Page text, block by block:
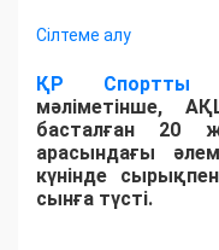
Сілтеме алу
ҚР Спортты
мәліметінше,
басталған 20
арасындағы
күнінде
сынға түсті.